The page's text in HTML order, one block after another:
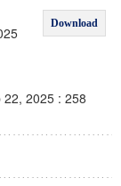
Download
22, 2025 : 258